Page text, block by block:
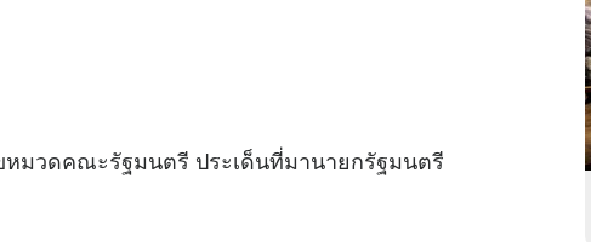
มวดคณะรัฐมนตรี ประเด็นที่มานายกรัฐมนตรี